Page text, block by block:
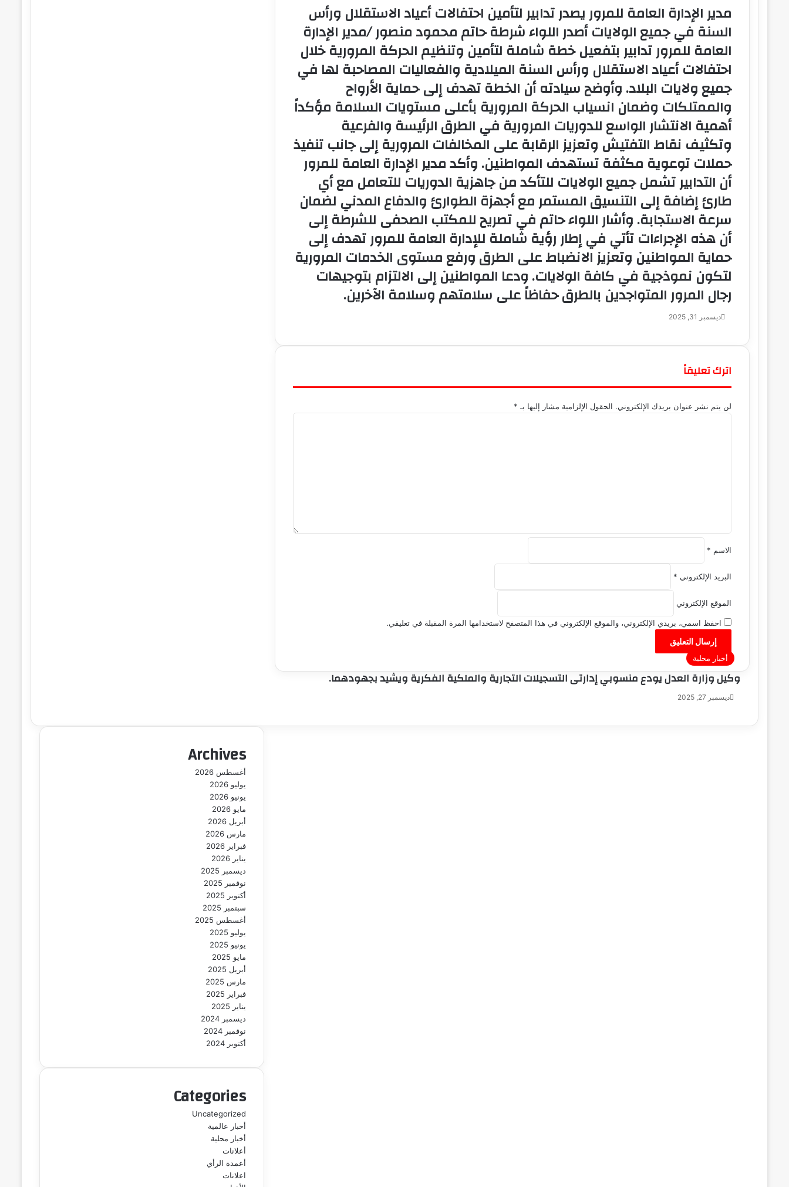
مدير الإدارة العامة للمرور يصدر تدابير لتأمين احتفالات أعياد الاستقلال ورأس
السنة في جميع الولايات أصدر اللواء شرطة حاتم محمود منصور /مدير الإدارة
العامة للمرور تدابير بتفعيل خطة شاملة لتأمين وتنظيم الحركة المرورية خلال
احتفالات أعياد الاستقلال ورأس السنة الميلادية والفعاليات المصاحبة لها في
جميع ولايات البلاد. وأوضح سيادته أن الخطة تهدف إلى حماية الأرواح
والممتلكات وضمان انسياب الحركة المرورية بأعلى مستويات السلامة مؤكداً
أهمية الانتشار الواسع للدوريات المرورية في الطرق الرئيسة والفرعية
وتكثيف نقاط التفتيش وتعزيز الرقابة على المخالفات المرورية إلى جانب تنفيذ
حملات توعوية مكثفة تستهدف المواطنين. وأكد مدير الإدارة العامة للمرور
أن التدابير تشمل جميع الولايات للتأكد من جاهزية الدوريات للتعامل مع أي
طارئ إضافة إلى التنسيق المستمر مع أجهزة الطوارئ والدفاع المدني لضمان
سرعة الاستجابة. وأشار اللواء حاتم في تصريح للمكتب الصحفى للشرطة إلى
أن هذه الإجراءات تأتي في إطار رؤية شاملة للإدارة العامة للمرور تهدف إلى
حماية المواطنين وتعزيز الانضباط على الطرق ورفع مستوى الخدمات المرورية
لتكون نموذجية في كافة الولايات. ودعا المواطنين إلى الالتزام بتوجيهات
رجال المرور المتواجدين بالطرق حفاظاً على سلامتهم وسلامة الآخرين.
ديسمبر 31, 2025
اترك تعليقاً
لن يتم نشر عنوان بريدك الإلكتروني. الحقول الإلزامية مشار إليها بـ *
الاسم *
البريد الإلكتروني *
الموقع الإلكتروني
احفظ اسمي، بريدي الإلكتروني، والموقع الإلكتروني في هذا المتصفح لاستخدامها المرة المقبلة في تعليقي.
أخبار محلية
وكيل وزارة العدل يودع منسوبي إدارتى التسجيلات التجارية والملكية الفكرية ويشيد بجهودهما.
ديسمبر 27, 2025
Archives
أغسطس 2026
يوليو 2026
يونيو 2026
مايو 2026
أبريل 2026
مارس 2026
فبراير 2026
يناير 2026
ديسمبر 2025
نوفمبر 2025
أكتوبر 2025
سبتمبر 2025
أغسطس 2025
يوليو 2025
يونيو 2025
مايو 2025
أبريل 2025
مارس 2025
فبراير 2025
يناير 2025
ديسمبر 2024
نوفمبر 2024
أكتوبر 2024
Categories
Uncategorized
أخبار عالمية
أخبار محلية
أعلانات
أعمدة الرأي
اعلانات